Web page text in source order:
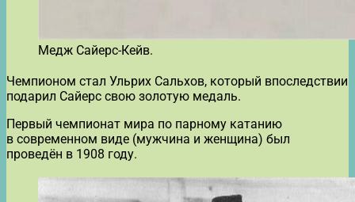
Медж Сайерс-Кейв.
Чемпионом стал Ульрих Сальхов, который впоследствии
подарил Сайерс свою золотую медаль.
Первый чемпионат мира по парному катанию
в современном виде (мужчина и женщина) был
проведён в 1908 году.